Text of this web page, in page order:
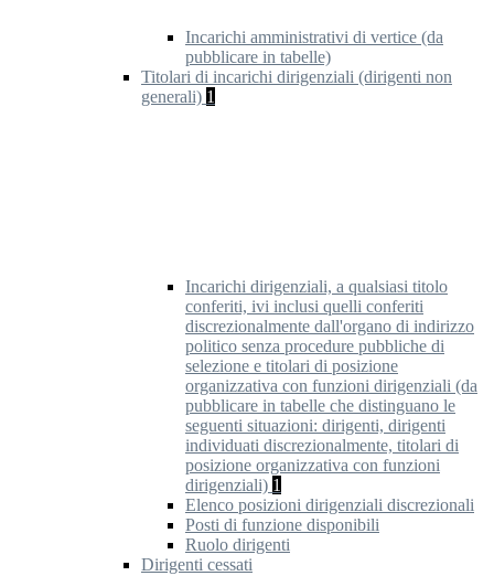
Incarichi amministrativi di vertice (da
pubblicare in tabelle)
Titolari di incarichi dirigenziali (dirigenti non
generali) 1
Incarichi dirigenziali, a qualsiasi titolo
conferiti, ivi inclusi quelli conferiti
discrezionalmente dall'organo di indirizzo
politico senza procedure pubbliche di
selezione e titolari di posizione
organizzativa con funzioni dirigenziali (da
pubblicare in tabelle che distinguano le
seguenti situazioni: dirigenti, dirigenti
individuati discrezionalmente, titolari di
posizione organizzativa con funzioni
dirigenziali) 1
Elenco posizioni dirigenziali discrezionali
Posti di funzione disponibili
Ruolo dirigenti
Dirigenti cessati